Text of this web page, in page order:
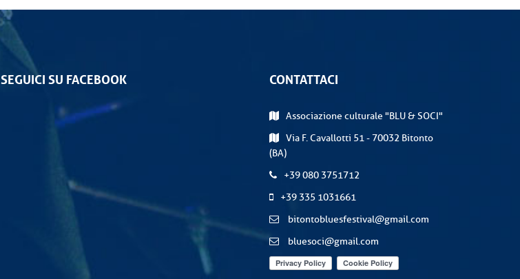
SEGUICI SU FACEBOOK CONTATTACI
Associazione culturale "BLU & SOCI"
Via F. Cavallotti 51 - 70032 Bitonto
(BA)
+39 080 3751712
+39 335 1031661
bitontobluesfestival@gmail.com
bluesoci@gmail.com